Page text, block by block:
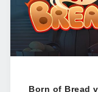
Born of Bread